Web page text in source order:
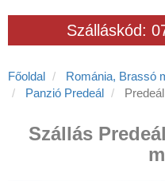
Szálláskód:
Főoldal Románia, Brassó
Panzió Predeál
Szállás